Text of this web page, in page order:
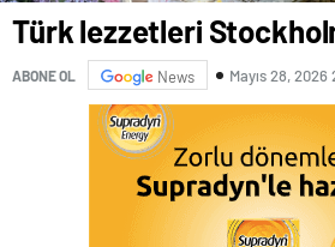
Türk lezzetleri
ABONE OL News Mayıs 28, 2026